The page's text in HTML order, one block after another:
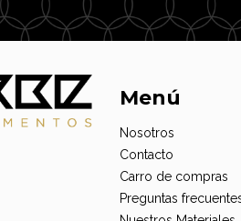
Menú
Nosotros
Contacto
Carro de compras
Preguntas